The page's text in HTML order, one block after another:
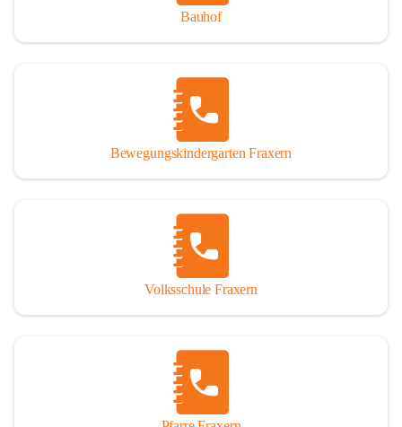
Bauhof
Bewegungskindergarten Fraxern
Volksschule Fraxern